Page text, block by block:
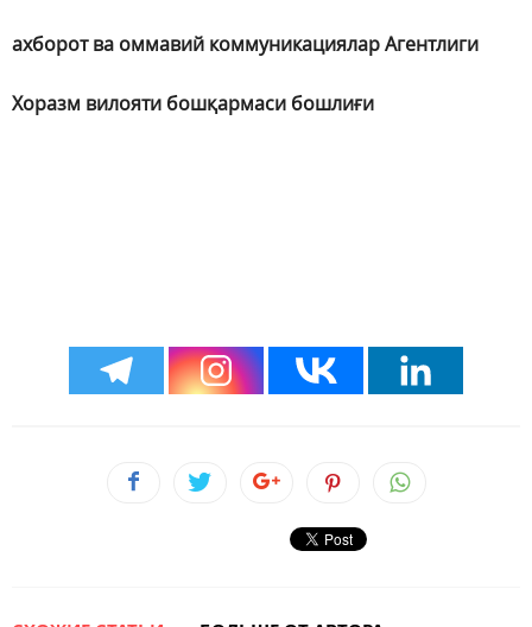
ахборот ва оммавий коммуникациялар Агентлиги
Хоразм вилояти бошқармаси бошлиғи